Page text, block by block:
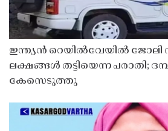
ഇന്ത്യൻ റെയിൽവേയിൽ ജോലി
ലക്ഷങ്ങൾ തട്ടിയെന്ന പരാതി;
കേസെടുത്തു